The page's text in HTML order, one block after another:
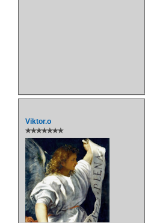
Viktor.o
✯✯✯✯✯✯✯